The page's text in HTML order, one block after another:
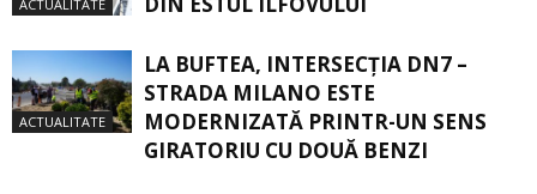
ACTUALITATE
ACTUALITATE
LA BUFTEA, INTERSECŢIA DN7 –
STRADA MILANO ESTE
MODERNIZATĂ PRINTR-UN SENS
GIRATORIU CU DOUĂ BENZI